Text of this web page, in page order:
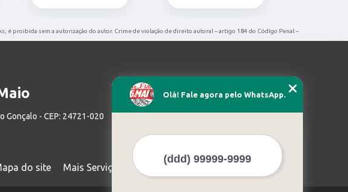
é proibida sem a autorização do autor. Crime de violação de direito autoral – artigo 184 do Código Penal –
Gonçalo - CEP: 24721-020
do site Mais Serviços
Olá! Fale agora pelo WhatsApp.